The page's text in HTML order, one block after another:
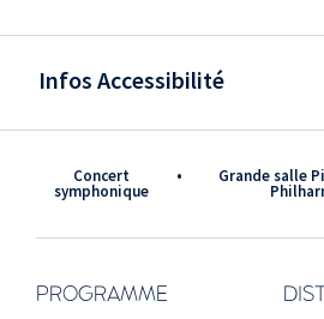
Concert
symphonique
• Grande salle
PROGRAMME
Infos Accessibilité